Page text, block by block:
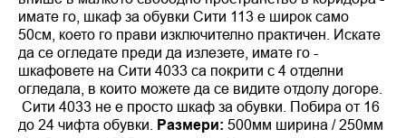
имате го, шкаф за обувки Сити 113 е широк само
50см, което го прави изключително практичен. Искате
да се огледате преди да излезете, имате го -
шкафовете на Сити 4033 са покрити с 4 отделни
огледала, в които можете да се видите отдолу догоре.
Сити 4033 не е просто шкаф за обувки. Побира от 16
до 24 чифта обувки. Размери: 500мм ширина / 250мм